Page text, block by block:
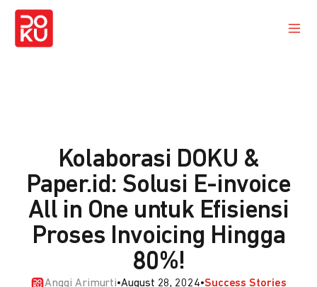
Kolaborasi DOKU &
Paper.id: Solusi E-invoice
All in One untuk Efisiensi
Proses Invoicing Hingga
80%!
Anggi Arimurti•August 28, 2024•Success Stories